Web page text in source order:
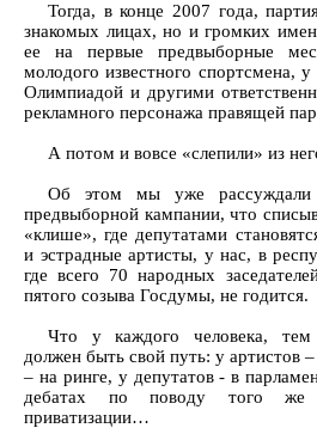
Тогда, в конце 2007 года,
знакомых лицах, но и громких
ее на первые предвыборные
молодого известного спортсмена,
Олимпиадой и другими
рекламного персонажа правящей
А потом и вовсе «слепили» из
Об этом мы уже
предвыборной кампании, что
«клише», где депутатами
и эстрадные артисты, у нас, в
где всего 70 народных
пятого созыва Госдумы, не годится.
Что у каждого человека, тем
должен быть свой путь: у артистов
– на ринге, у депутатов - в
дебатах по поводу того же
приватизации…